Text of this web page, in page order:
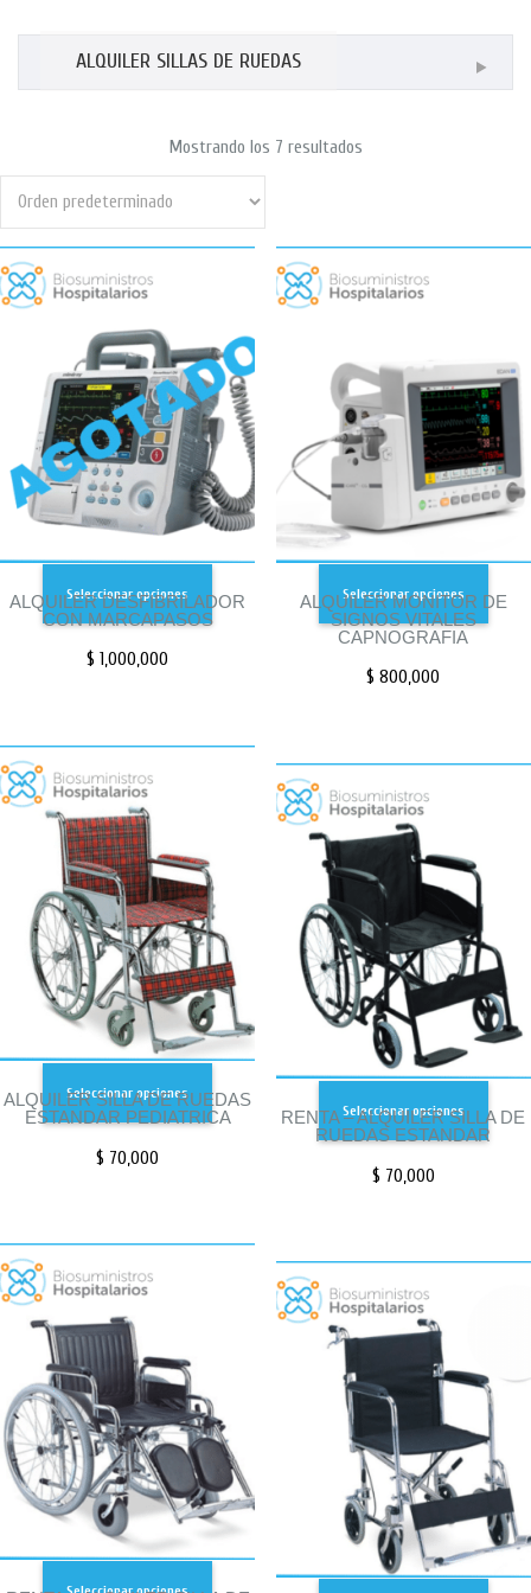
ALQUILER SILLAS DE RUEDAS
Mostrando los 7 resultados
ALQUILER DESFIBRILADOR
CON MARCAPASOS
$ 1,000,000
Seleccionar opciones
ALQUILER MONITOR DE
SIGNOS VITALES
CAPNOGRAFIA
$ 800,000
Seleccionar opciones
ALQUILER SILLA DE RUEDAS
ESTANDAR PEDIATRICA
$ 70,000
Seleccionar opciones
RENTA – ALQUILER SILLA DE
RUEDAS ESTANDAR
$ 70,000
Seleccionar opciones